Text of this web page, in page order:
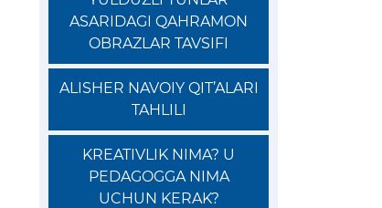
ASARIDAGI QAHRAMON
OBRAZLAR TAVSIFI
ALISHER NAVOIY QIT’ALARI
TAHLILI
KREATIVLIK NIMA? U
PEDAGOGGA NIMA
UCHUN KERAK?